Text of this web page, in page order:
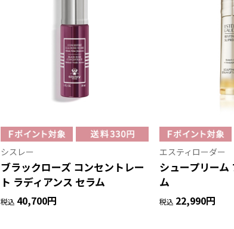
シスレー
ブラックローズ コンセントレー
ト ラディアンス セラム
税込 40,700円
エスティローダー
シュープリーム
ム
税込 22,990円